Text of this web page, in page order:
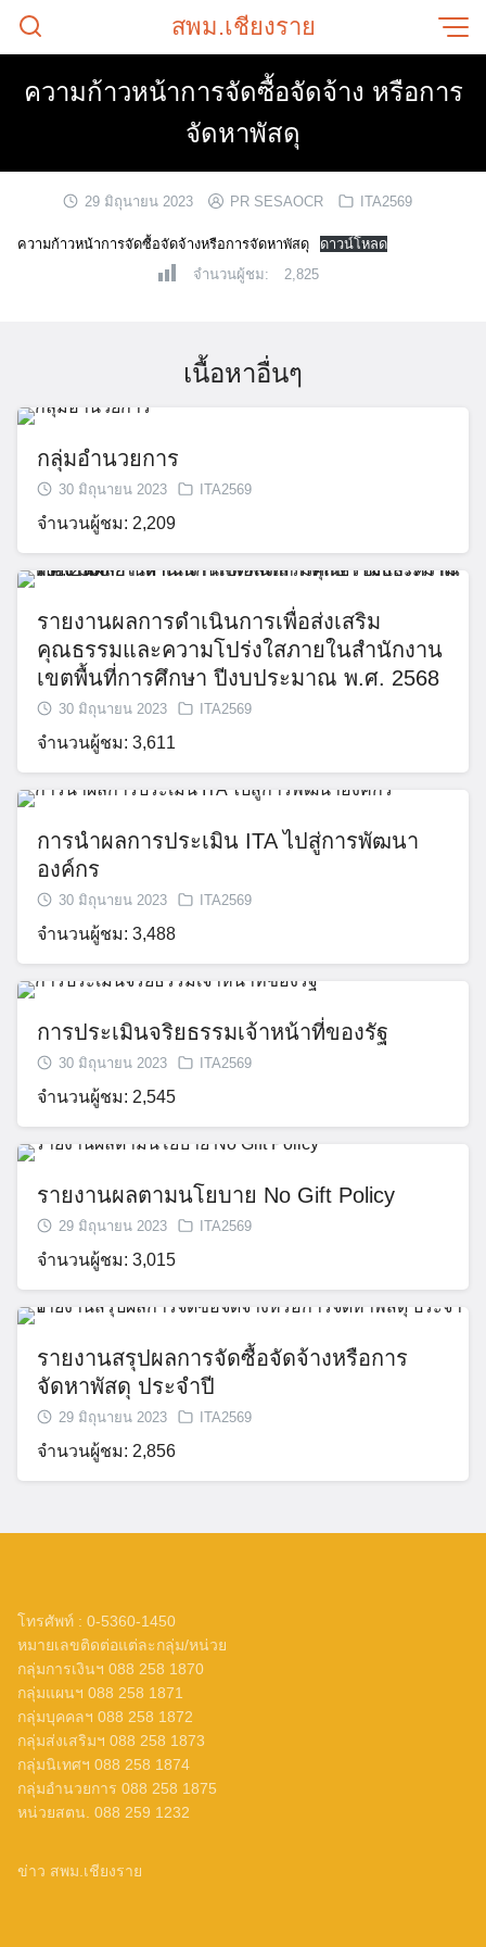
Skip
สพม.เชียงราย
Search
ความก้าวหน้าการจัดซื้อจัดจ้าง หรือการ
จัดหาพัสดุ
29 มิถุนายน 2023 PR SESAOCR ITA2569
ความก้าวหน้าการจัดซื้อจัดจ้างหรือการจัดหาพัสดุ
ดาวน์โหลด
จำนวนผู้ชม:
2,825
เนื้อหาอื่นๆ
กลุ่มอำนวยการ
30 มิถุนายน 2023 ITA2569
จำนวนผู้ชม: 2,209
รายงานผลการดำเนินการเพื่อส่งเสริม
คุณธรรมและความโปร่งใสภายในสำนักงาน
เขตพื้นที่การศึกษา ปีงบประมาณ พ.ศ. 2568
30 มิถุนายน 2023 ITA2569
จำนวนผู้ชม: 3,611
การนำผลการประเมิน ITA ไปสู่การพัฒนา
องค์กร
30 มิถุนายน 2023 ITA2569
จำนวนผู้ชม: 3,488
การประเมินจริยธรรมเจ้าหน้าที่ของรัฐ
30 มิถุนายน 2023 ITA2569
จำนวนผู้ชม: 2,545
รายงานผลตามนโยบาย No Gift Policy
29 มิถุนายน 2023 ITA2569
จำนวนผู้ชม: 3,015
รายงานสรุปผลการจัดซื้อจัดจ้างหรือการ
จัดหาพัสดุ ประจำปี
29 มิถุนายน 2023 ITA2569
จำนวนผู้ชม: 2,856
โทรศัพท์ : 0-5360-1450
หมายเลขติดต่อแต่ละกลุ่ม/หน่วย
กลุ่มการเงินฯ 088 258 1870
กลุ่มแผนฯ 088 258 1871
กลุ่มบุคคลฯ 088 258 1872
กลุ่มส่งเสริมฯ 088 258 1873
กลุ่มนิเทศฯ 088 258 1874
กลุ่มอำนวยการ 088 258 1875
หน่วยสตน. 088 259 1232
ข่าว สพม.เชียงราย